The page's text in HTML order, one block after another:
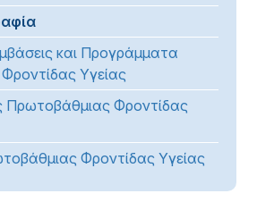
και Προγράμματα
Υγείας
Πρωτοβάθμιας Φροντίδας
Φροντίδας Υγείας